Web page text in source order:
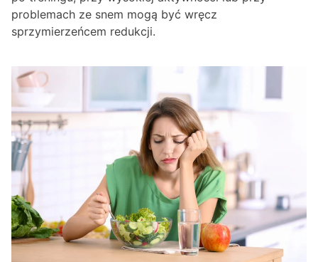
problemach ze snem mogą być wręcz
sprzymierzeńcem redukcji.